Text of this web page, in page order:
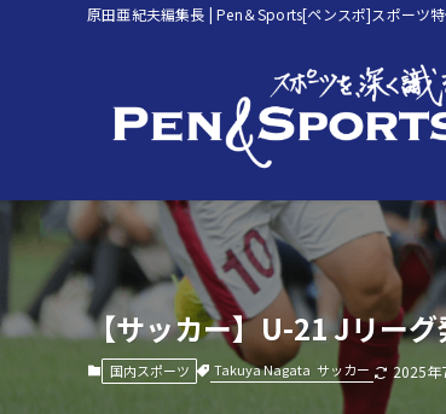
原田亜紀夫編集長 | Pen＆Sports[ペンスポ]スポーツ
【サッカー】U-21 Jリー
国内スポーツ Takuya Nagata サッカー 2025年